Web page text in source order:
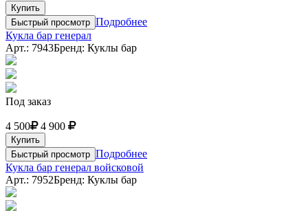
Купить
Быстрый просмотр Подробнее
Кукла бар генерал
Арт.: 7943Бренд: Куклы бар
Под заказ
4 500 4 900
Купить
Быстрый просмотр Подробнее
Кукла бар генерал войсковой
Арт.: 7952Бренд: Куклы бар